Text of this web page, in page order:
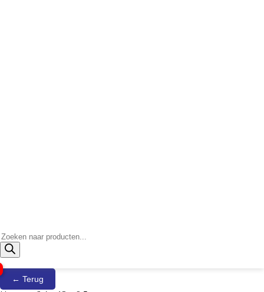
Producten
zoeken
← Terug